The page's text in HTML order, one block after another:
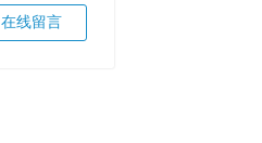
在线留言